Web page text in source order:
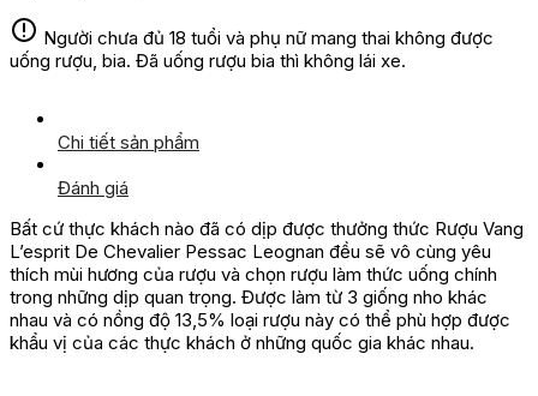
Người chưa đủ 18 tuổi và phụ nữ mang thai không được
uống rượu, bia. Đã uống rượu bia thì không lái xe.
Chi tiết sản phẩm
Đánh giá
Bất cứ thực khách nào đã có dịp được thưởng thức Rượu Vang
L’esprit De Chevalier Pessac Leognan đều sẽ vô cùng yêu
thích mùi hương của rượu và chọn rượu làm thức uống chính
trong những dịp quan trọng. Được làm từ 3 giống nho khác
nhau và có nồng độ 13,5% loại rượu này có thể phù hợp được
khẩu vị của các thực khách ở những quốc gia khác nhau.